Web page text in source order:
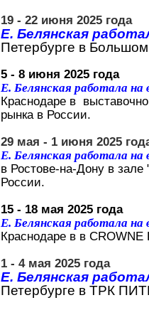
19 - 22 июня 2025 года
Е. Белянская
Петербурге в Большом
5 - 8 июня 2025 года
Е. Белянская работала
Краснодаре в
рынка в России.
29 мая - 1 июня 2025
Е. Белянская работала
в Ростове-на-Дону в зале
России.
15 - 18 мая 2025 года
Е. Белянская работала
Краснодаре в в CROWNE
1 - 4 мая 2025 года
Е. Белянская
Петербурге в ТРК